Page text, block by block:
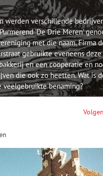
werden verschillende
'De Drie Meren'
met die naam. Firma
gebruikte eveneens deze
en een coöperatie en
die ook zo heetten. Wat is
veelgebruikte benaming?